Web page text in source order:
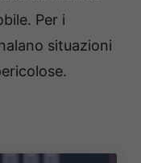
Per i
situazioni